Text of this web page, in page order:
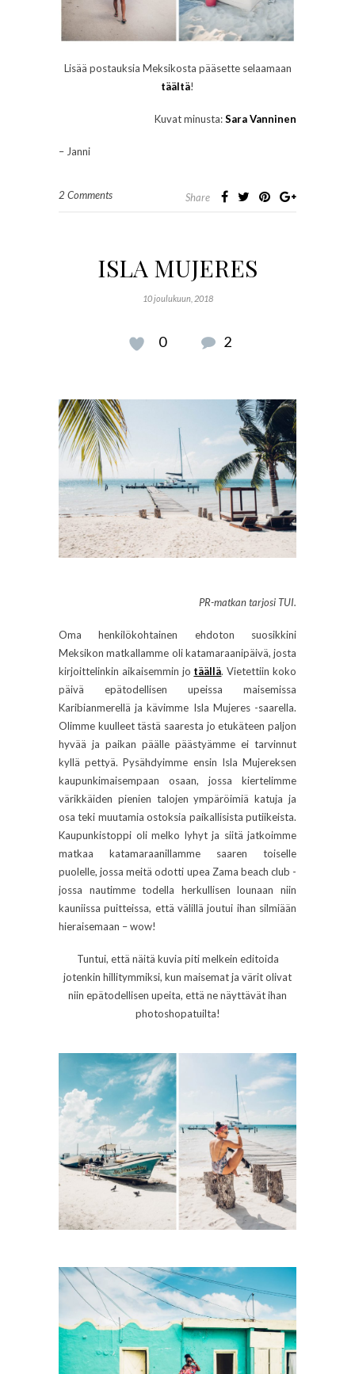
Lisää postauksia Meksikosta pääsette selaamaan
täältä!
Kuvat minusta:Sara Vanninen
– Janni
2 Comments Share
ISLA MUJERES
10 joulukuun, 2018
0 2
PR-matkan tarjosi TUI.
Oma henkilökohtainen ehdoton suosikkini
Meksikon matkallamme oli katamaraanipäivä, josta
kirjoittelinkin aikaisemmin jo täällä. Vietettiin koko
päivä epätodellisen upeissa maisemissa
Karibianmerellä ja kävimme Isla Mujeres -saarella.
Olimme kuulleet tästä saaresta jo etukäteen paljon
hyvää ja paikan päälle päästyämme ei tarvinnut
kyllä pettyä. Pysähdyimme ensin Isla Mujereksen
kaupunkimaisempaan osaan, jossa kiertelimme
värikkäiden pienien talojen ympäröimiä katuja ja
osa teki muutamia ostoksia paikallisista putiikeista.
Kaupunkistoppi oli melko lyhyt ja siitä jatkoimme
matkaa katamaraanillamme saaren toiselle
puolelle, jossa meitä odotti upea Zama beach club -
jossa nautimme todella herkullisen lounaan niin
kauniissa puitteissa, että välillä joutui ihan silmiään
hieraisemaan – wow!
Tuntui, että näitä kuvia piti melkein editoida
jotenkin hillitymmiksi, kun maisemat ja värit olivat
niin epätodellisen upeita, että ne näyttävät ihan
photoshopatuilta!